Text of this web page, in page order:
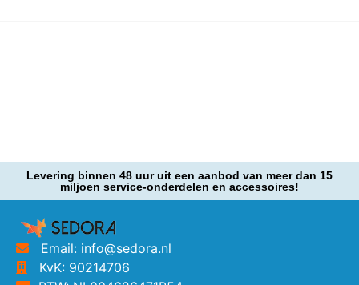
Levering binnen 48 uur uit een aanbod van meer dan 15
miljoen service-onderdelen en accessoires!
Email: info@sedora.nl
KvK: 90214706